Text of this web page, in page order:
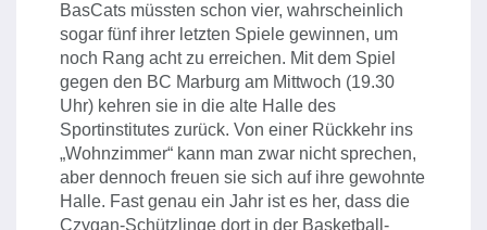
BasCats müssten schon vier, wahrscheinlich
sogar fünf ihrer letzten Spiele gewinnen, um
noch Rang acht zu erreichen. Mit dem Spiel
gegen den BC Marburg am Mittwoch (19.30
Uhr) kehren sie in die alte Halle des
Sportinstitutes zurück. Von einer Rückkehr ins
„Wohnzimmer“ kann man zwar nicht sprechen,
aber dennoch freuen sie sich auf ihre gewohnte
Halle. Fast genau ein Jahr ist es her, dass die
Czygan-Schützlinge dort in der Basketball-